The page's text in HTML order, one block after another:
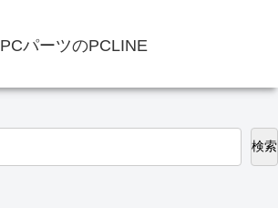
PCパーツのPCLINE
検索